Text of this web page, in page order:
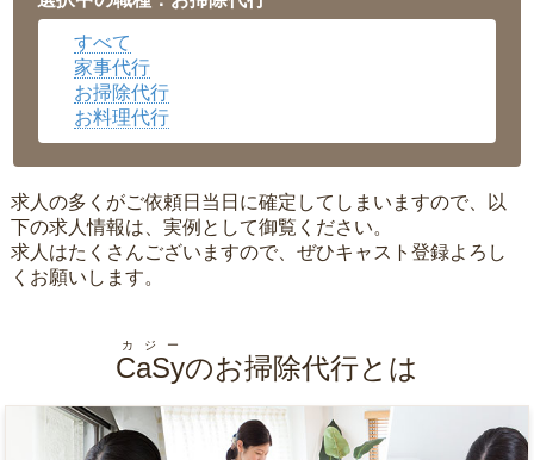
広島県▼
沖縄県
すべて
家事代行
お掃除代行
お料理代行
求人の多くがご依頼日当日に確定してしまいますので、以
下の求人情報は、実例として御覧ください。
求人はたくさんございますので、ぜひキャスト登録よろし
くお願いします。
CaSy
カジー
のお掃除代行とは